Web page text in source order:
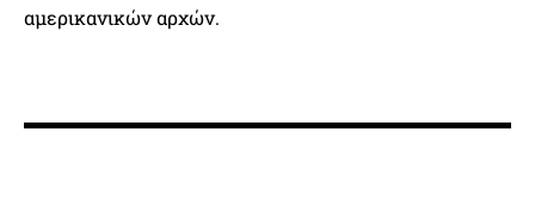
αμερικανικών αρχών.